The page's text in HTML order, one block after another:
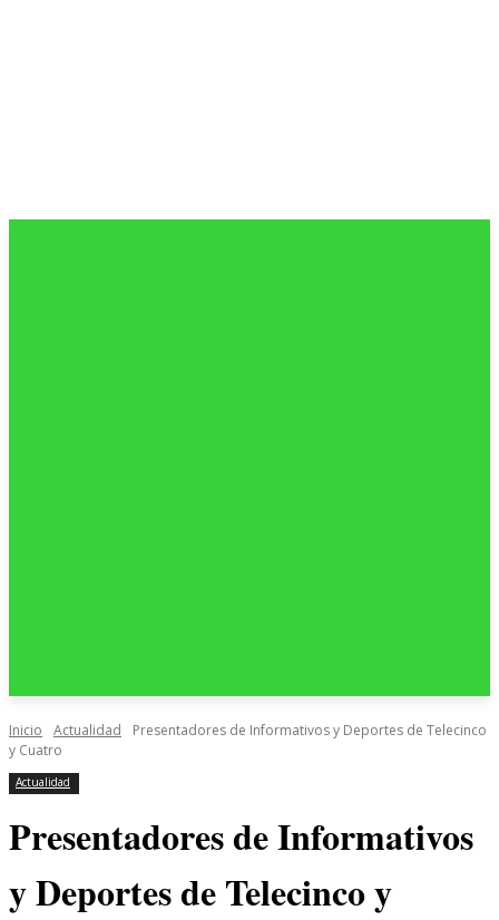
Inicio Actualidad
Presentadores de Informativos y Deportes de Telecinco
y Cuatro
Actualidad
Presentadores de Informativos
y Deportes de Telecinco y